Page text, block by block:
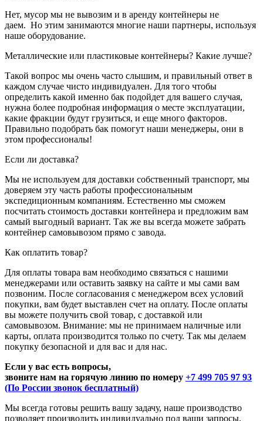
Нет, мусор мы не вывозим и в аренду контейнеры не
даем. Но этим занимаются многие наши партнеры, используя
наше оборудование.
Металлические или пластиковые контейнеры? Какие лучше?
Такой вопрос мы очень часто слышим, и правильный ответ в
каждом случае чисто индивидуален. Для того чтобы
определить какой именно бак подойдет для вашего случая,
нужна более подробная информация о месте эксплуатации,
какие фракции будут грузиться, и еще много факторов.
Правильно подобрать бак помогут наши менеджеры, они в
этом профессионалы!
Если ли доставка?
Мы не используем для доставки собственный транспорт, мы
доверяем эту часть работы профессиональным
экспедиционным компаниям. Естественно мы сможем
посчитать стоимость доставки контейнера и предложим вам
самый выгодный вариант. Так же вы всегда можете забрать
контейнер самовывозом прямо с завода.
Как оплатить товар?
Для оплаты товара вам необходимо связаться с нашими
менеджерами или оставить заявку на сайте и мы сами вам
позвоним. После согласования с менеджером всех условий
покупки, вам будет выставлен счет на оплату. После оплаты
вы можете получить свой товар, с доставкой или
самовывозом. Внимание: мы не принимаем наличные или
карты, оплата производится только по счету. Так мы делаем
покупку безопасной и для вас и для нас.
Если у вас есть вопросы,
звоните нам на горячую линию по номеру +7 499 705 97 93
(По России звонок бесплатный)
Мы всегда готовы решить вашу задачу, наше производство
позволяет производить индивидуально под ваши запросы.